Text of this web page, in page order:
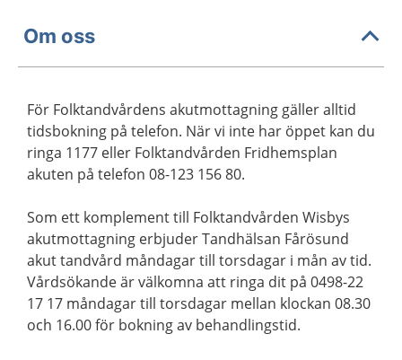
Om oss
För Folktandvårdens akutmottagning gäller alltid
tidsbokning på telefon. När vi inte har öppet kan du
ringa 1177 eller Folktandvården Fridhemsplan
akuten på telefon 08-123 156 80.
Som ett komplement till Folktandvården Wisbys
akutmottagning erbjuder Tandhälsan Fårösund
akut tandvård måndagar till torsdagar i mån av tid.
Vårdsökande är välkomna att ringa dit på 0498-22
17 17 måndagar till torsdagar mellan klockan 08.30
och 16.00 för bokning av behandlingstid.